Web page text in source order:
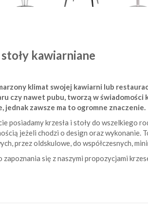
stoły kawiarniane
klimat swojej kawiarni lub
czy nawet pubu, tworzą w
jednak zawsze ma to ogromne znaczenie.
posiadamy krzesła i stoły do wszelkiego
jeżeli chodzi o design oraz wykonanie.
przez oldskulowe, do współczesnych,
zapoznania się z naszymi propozycjami